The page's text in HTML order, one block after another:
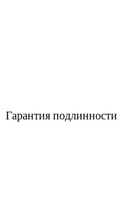
Гарантия подлинности